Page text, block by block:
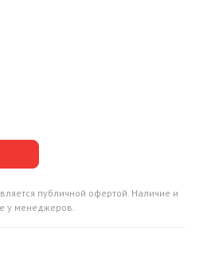
публичной офертой. Наличие и
у менеджеров.